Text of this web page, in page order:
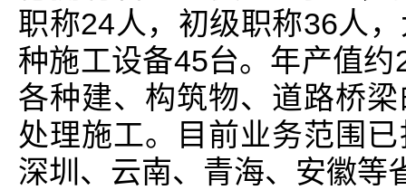
职称24人，初级职称36人
种施工设备45台。年产值
各种建、构筑物、道路桥
处理施工。目前业务范围
深圳、云南、青海、安徽等